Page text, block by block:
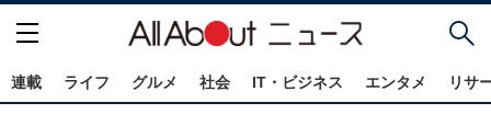
連載 ライフ グルメ 社会 IT・ビジネス エンタメ リサ